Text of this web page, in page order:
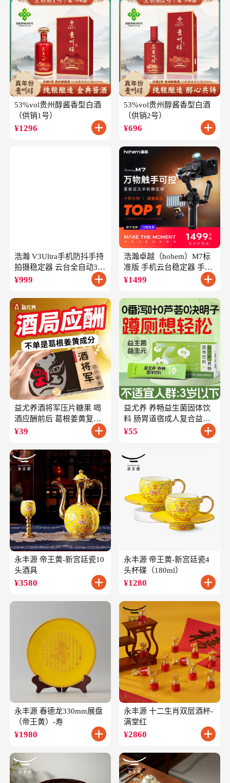
53%vol贵州醇酱香型白酒
（供销1号）
¥1296
53%vol贵州醇酱香型白酒
（供销2号）
¥696
浩瀚 V3Ultra手机防抖手持
拍摄稳定器 云台全自动360
度旋转跟拍 户外直播短视
¥999
浩瀚卓越（hohem）M7标
准版 手机云台稳定器 手持
云台正交三轴防抖 直播支
¥1499
益尤养酒将军压片糖果 喝
酒应酬前后 葛根姜黄复合
成分
¥39
益尤养 养畅益生菌固体饮
料 肠胃道宿成人复合益生
元
¥55
永丰源 帝王黄-新宫廷瓷10
头酒具
¥3580
永丰源 帝王黄-新宫廷瓷4
头杯碟（180ml）
¥1280
永丰源 春德龙330mm展盘
（帝王黄）-寿
¥1980
永丰源 十二生肖双层酒杯-
满堂红
¥2860